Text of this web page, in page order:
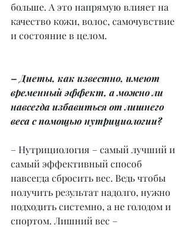
больше. А это напрямую влияет на
качество кожи, волос, самочувствие
и состояние в целом.
– Диеты, как известно, имеют
временный эффект, а можно ли
навсегда избавиться от лишнего
веса с помощью нутрициологии?
– Нутрициология – самый лучший и
самый эффективный способ
навсегда сбросить вес. Ведь чтобы
получить результат надолго, нужно
подходить системно, а не голодом и
спортом. Лишний вес –